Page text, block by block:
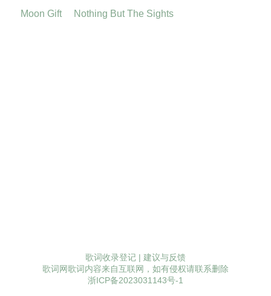
Moon Gift Nothing But The Sights
歌词收录登记 | 建议与反馈
歌词网歌词内容来自互联网，如有侵权请联系删除
浙ICP备2023031143号-1